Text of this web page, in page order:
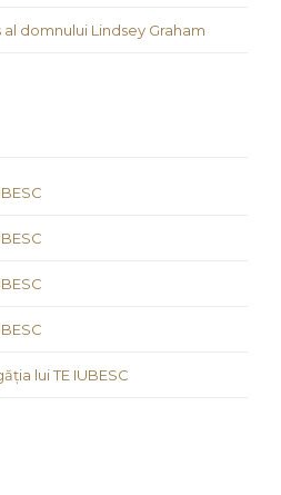
domnului Lindsey Graham
lui TE IUBESC